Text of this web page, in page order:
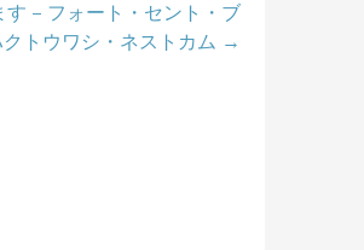
– フォート・セント・ブ
クトウワシ・ネストカム →